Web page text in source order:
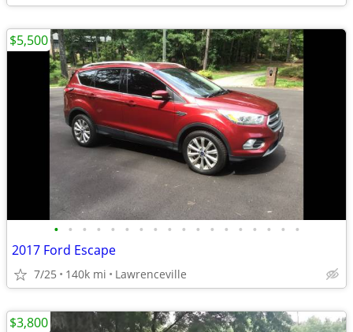
• • • • • • • • • • • • • • • • • •
2017 Ford Escape
7/25 140k mi Lawrenceville
$5,500
$3,800